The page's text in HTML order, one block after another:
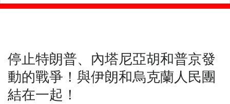
停止特朗普、內塔尼亞胡和普京發
動的戰爭！與伊朗和烏克蘭人民團
結在一起！